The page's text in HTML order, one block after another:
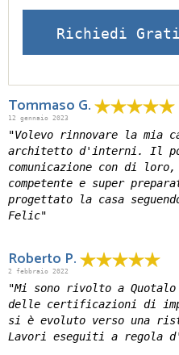
Richiedi
Tommaso G.
12 gennaio 2023
"Volevo rinnovare la mia
architetto d'interni. Il
comunicazione con di
competente e super
progettato la casa
Felic"
Roberto P.
2 febbraio 2022
"Mi sono rivolto a Quotalo
delle certificazioni di
si è evoluto verso una
Lavori eseguiti a regola